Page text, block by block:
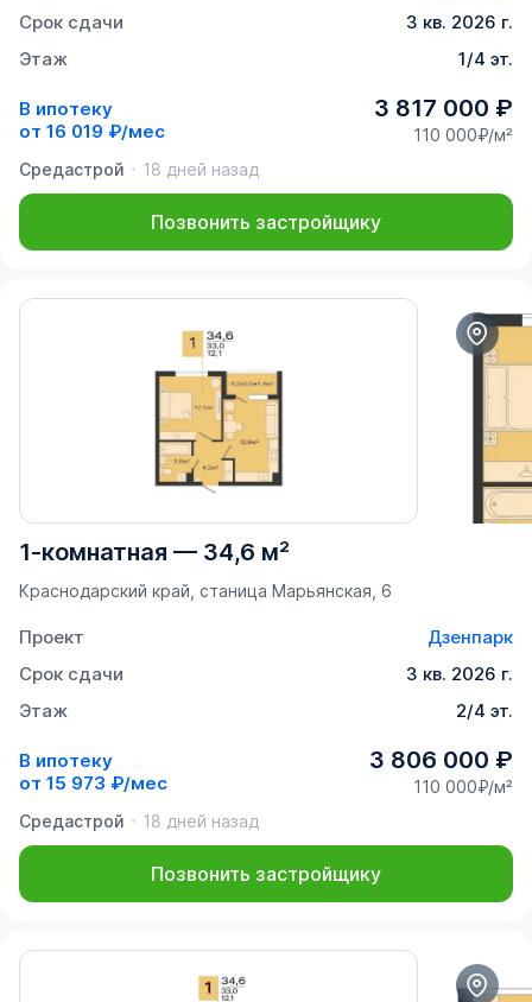
Срок сдачи
3 кв. 2026 г.
Этаж
1/4 эт.
В ипотеку
от 16 019 ₽/мес
3 817 000 ₽
110 000₽/м²
Средастрой
18 дней назад
Позвонить застройщику
1-комнатная — 34,6 м²
Краснодарский край, станица Марьянская, 6
Проект
Дзенпарк
Срок сдачи
3 кв. 2026 г.
Этаж
2/4 эт.
В ипотеку
от 15 973 ₽/мес
3 806 000 ₽
110 000₽/м²
Средастрой
18 дней назад
Позвонить застройщику